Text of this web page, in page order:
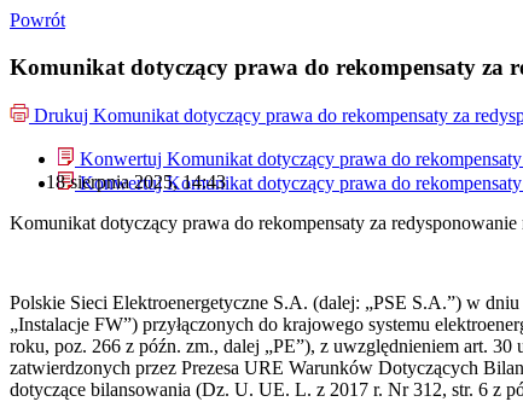
Powrót
Komunikat dotyczący prawa do rekompensaty za
Drukuj Komunikat dotyczący prawa do rekompensaty za
Konwertuj Komunikat dotyczący prawa do
Konwertuj Komunikat dotyczący prawa do
18 sierpnia 2025, 14:43
Komunikat dotyczący prawa do rekompensaty za
Polskie Sieci Elektroenergetyczne S.A. (dalej: „PSE S.A.”) w
„Instalacje FW”) przyłączonych do krajowego systemu
roku, poz. 266 z późn. zm., dalej „PE”), z uwzględnieniem art.
zatwierdzonych przez Prezesa URE Warunków Dotyczących
dotyczące bilansowania (Dz. U. UE. L. z 2017 r. Nr 312, str. 6 z